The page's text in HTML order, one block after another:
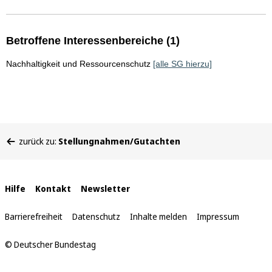
Betroffene Interessenbereiche (1)
Nachhaltigkeit und Ressourcenschutz [alle SG hierzu]
befinden
zurück zu: Stellungnahmen/Gutachten
Interne
Links
Hilfe Kontakt Newsletter
Barrierefreiheit Datenschutz Inhalte melden Impressum
© Deutscher Bundestag